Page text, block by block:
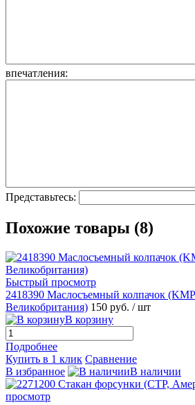
впечатления:
Представьтесь:
Похожие товары (8)
Быстрый просмотр
2418390 Маслосъемный колпачок
Великобритания) 150 руб. / шт
В корзину
Подробнее
Купить в 1 клик Сравнение
В избранное
В наличии
просмотр